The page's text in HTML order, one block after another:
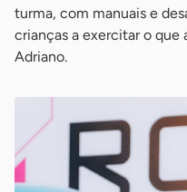
turma, com manuais e
crianças a exercitar o que
Adriano.